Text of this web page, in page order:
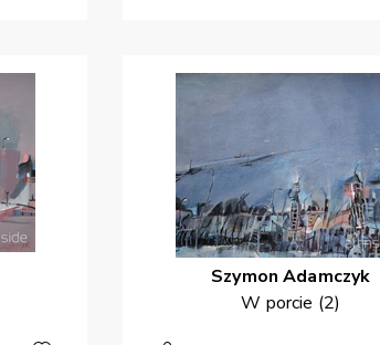
Szymon Adamczyk
W porcie (2)